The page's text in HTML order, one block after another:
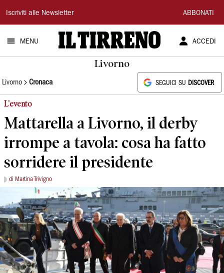
Il
Tirreno
Iscriviti alle Newsletter ABBONATI
MENU ACCEDI
Livorno
Livorno Cronaca SEGUICI SU DISCOVER
L'evento
Mattarella a Livorno, il derby
irrompe a tavola: cosa ha fatto
sorridere il presidente
di Martina Trivigno